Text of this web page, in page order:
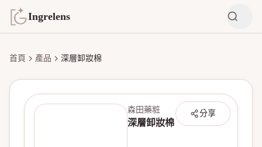
Ingrelens
首頁 產品 深層卸妝棉
分享
森田藥粧
深層卸妝棉